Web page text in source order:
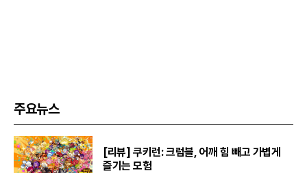
주요뉴스
[리뷰] 쿠키런: 크럼블, 어깨 힘 빼고 가볍게
즐기는 모험